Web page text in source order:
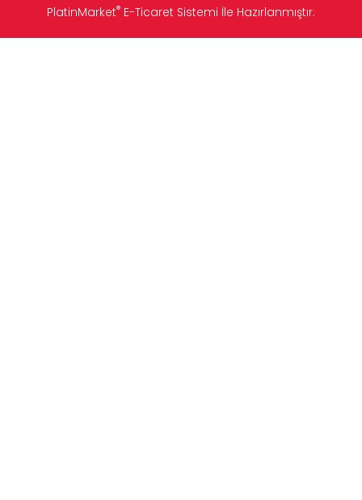
PlatinMarket® E-Ticaret Sistemi İle Hazırlanmıştır.